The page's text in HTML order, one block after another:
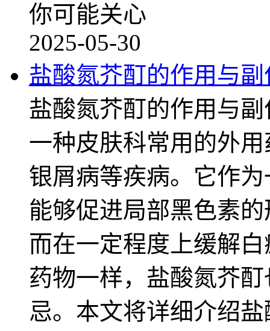
你可能关心
2025-05-30
盐酸氮芥酊的作用与
盐酸氮芥酊的作用与
一种皮肤科常用的外
银屑病等疾病。它作
能够促进局部黑色素
而在一定程度上缓解
药物一样，盐酸氮芥
忌。本文将详细介绍